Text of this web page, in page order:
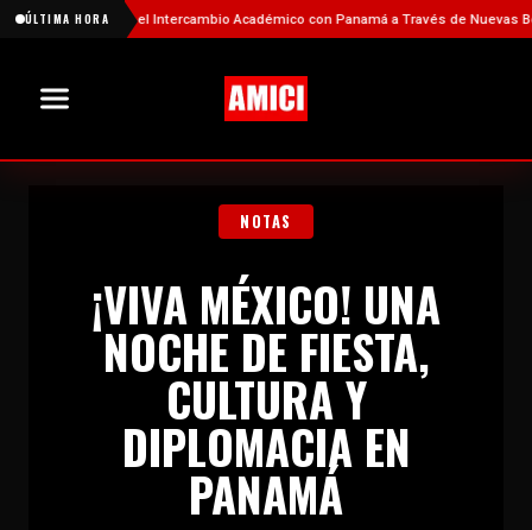
ÚLTIMA HORA
el Intercambio Académico con Panamá a Través de Nuevas Becas
NOTAS
¡VIVA MÉXICO! UNA
NOCHE DE FIESTA,
CULTURA Y
DIPLOMACIA EN
PANAMÁ